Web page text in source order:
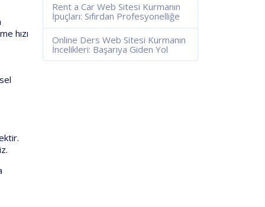
hızı
Rent a Car Web Sitesi Kurmanın
İpuçları: Sıfırdan Profesyonelliğe
Online Ders Web Sitesi Kurmanın
İncelikleri: Başarıya Giden Yol